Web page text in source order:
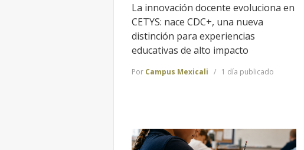
La innovación docente evoluciona en
CETYS: nace CDC+, una nueva
distinción para experiencias
educativas de alto impacto
Por Campus Mexicali 1 día publicado